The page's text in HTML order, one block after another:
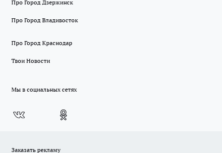
Про Город Дзержинск
Про Город Владивосток
Про Город Краснодар
Твои Новости
Мы в социальных сетях
Заказать рекламу